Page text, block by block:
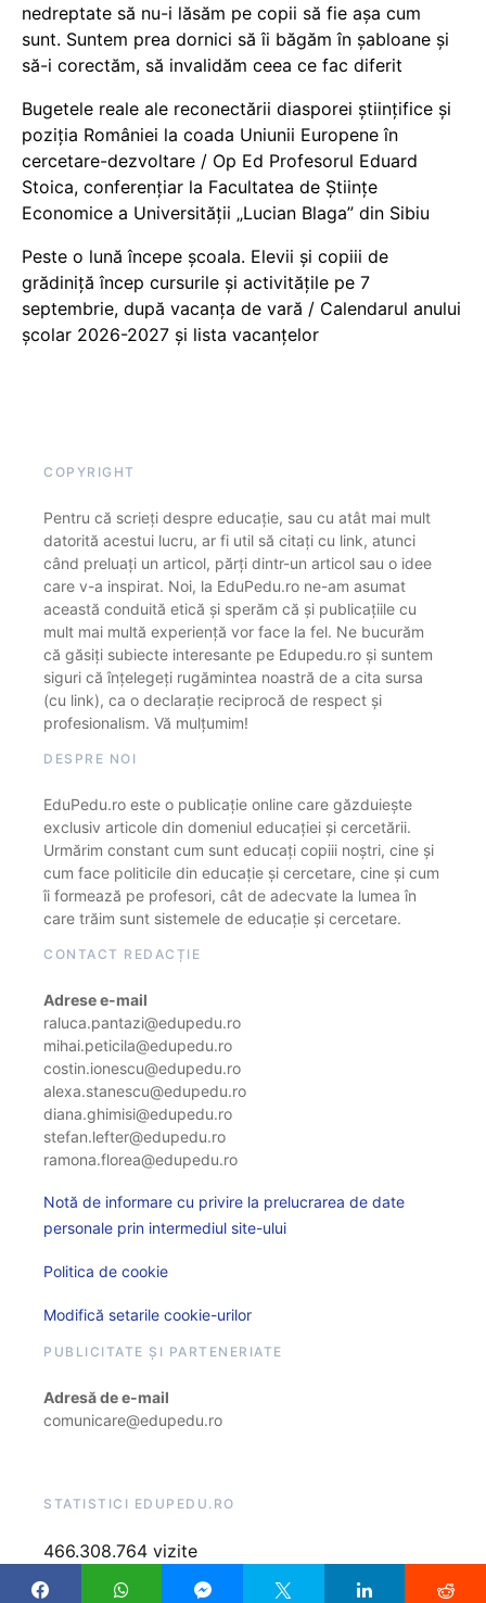
nedreptate să nu-i lăsăm pe copii să fie așa cum
sunt. Suntem prea dornici să îi băgăm în șabloane și
să-i corectăm, să invalidăm ceea ce fac diferit
Bugetele reale ale reconectării diasporei științifice și
poziția României la coada Uniunii Europene în
cercetare-dezvoltare / Op Ed Profesorul Eduard
Stoica, conferențiar la Facultatea de Științe
Economice a Universității „Lucian Blaga” din Sibiu
Peste o lună începe școala. Elevii și copiii de
grădiniță încep cursurile și activitățile pe 7
septembrie, după vacanța de vară / Calendarul anului
școlar 2026-2027 și lista vacanțelor
COPYRIGHT
Pentru că scrieți despre educație, sau cu atât mai mult
datorită acestui lucru, ar fi util să citați cu link, atunci
când preluați un articol, părți dintr-un articol sau o idee
care v-a inspirat. Noi, la EduPedu.ro ne-am asumat
această conduită etică și sperăm că și publicațiile cu
mult mai multă experiență vor face la fel. Ne bucurăm
că găsiți subiecte interesante pe Edupedu.ro și suntem
siguri că înțelegeți rugămintea noastră de a cita sursa
(cu link), ca o declarație reciprocă de respect și
profesionalism. Vă mulțumim!
DESPRE NOI
EduPedu.ro este o publicație online care găzduiește
exclusiv articole din domeniul educației și cercetării.
Urmărim constant cum sunt educați copiii noștri, cine și
cum face politicile din educație și cercetare, cine și cum
îi formează pe profesori, cât de adecvate la lumea în
care trăim sunt sistemele de educație și cercetare.
CONTACT REDACȚIE
Adrese e-mail
raluca.pantazi@edupedu.ro
mihai.peticila@edupedu.ro
costin.ionescu@edupedu.ro
alexa.stanescu@edupedu.ro
diana.ghimisi@edupedu.ro
stefan.lefter@edupedu.ro
ramona.florea@edupedu.ro
Notă de informare cu privire la prelucrarea de date
personale prin intermediul site-ului
Politica de cookie
Modifică setarile cookie-urilor
PUBLICITATE ȘI PARTENERIATE
Adresă de e-mail
comunicare@edupedu.ro
STATISTICI EDUPEDU.RO
466.308.764 vizite